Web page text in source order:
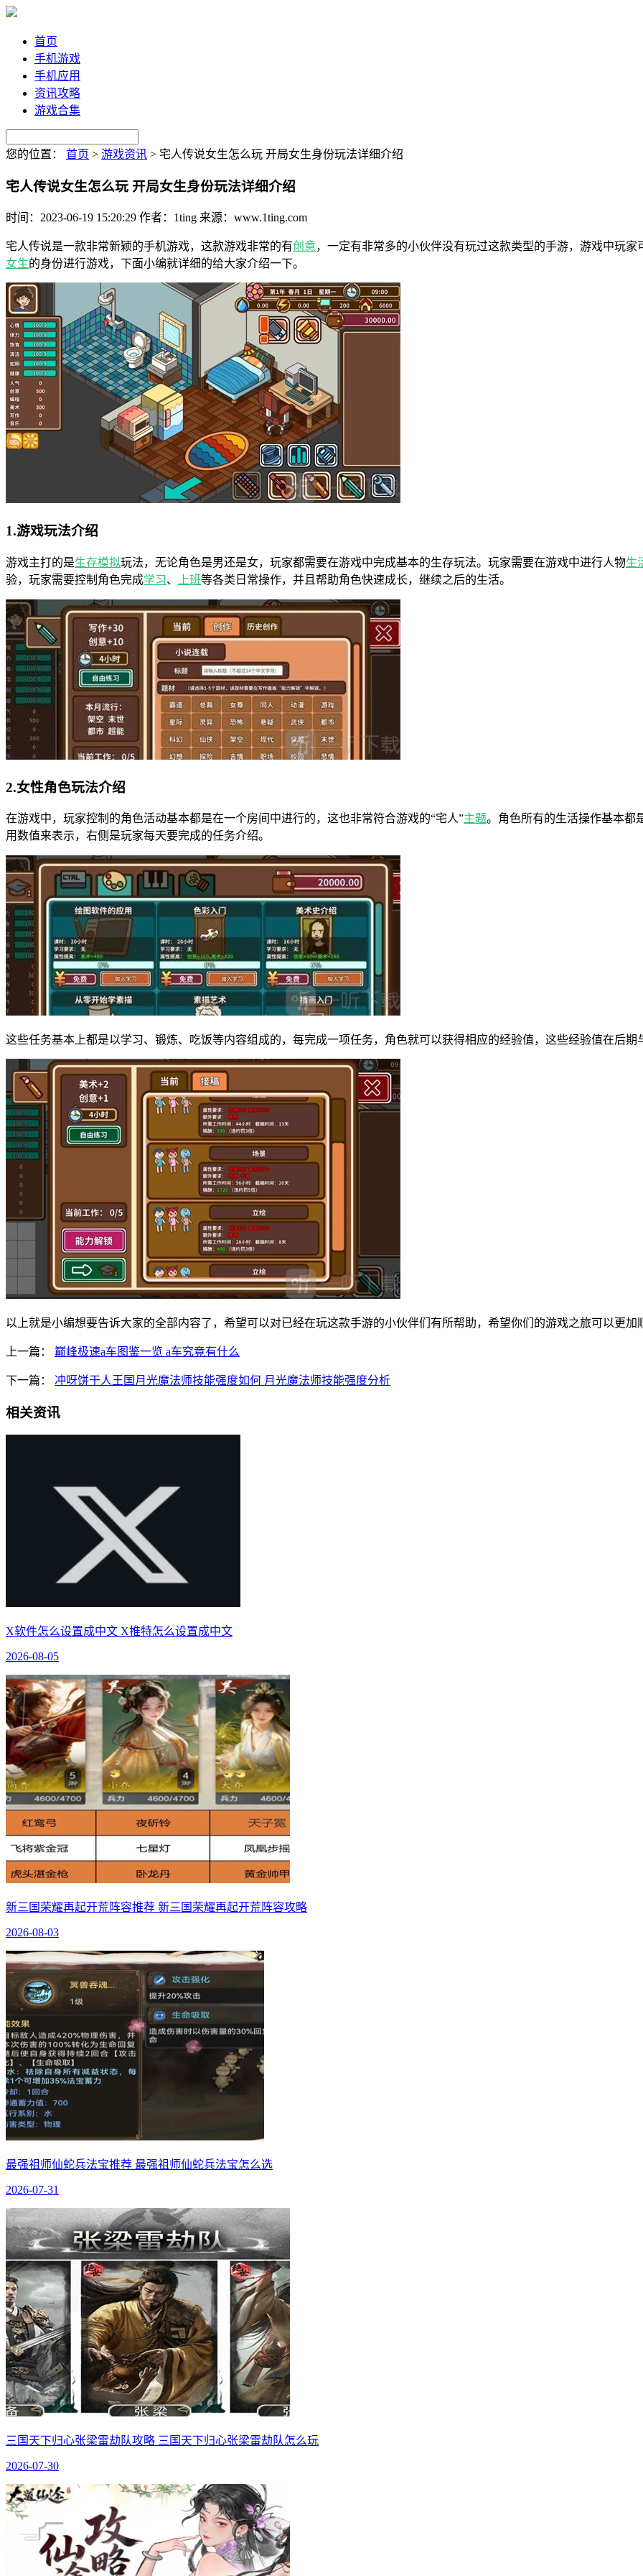
首页
手机游戏
手机应用
资讯攻略
游戏合集
您的位置： 首页 > 游戏资讯 > 宅人传说女生怎么玩 开局女生身份玩法详细介绍
宅人传说女生怎么玩 开局女生身份玩法详细介绍
时间：2023-06-19 15:20:29 作者：1ting 来源：www.1ting.com
宅人传说是一款非常新颖的手机游戏，这款游戏非常的有创意，一定有非常多的小伙伴没有玩过这款类型的手游，游戏中玩
女生的身份进行游戏，下面小编就详细的给大家介绍一下。
1.游戏玩法介绍
游戏主打的是生存模拟玩法，无论角色是男还是女，玩家都需要在游戏中完成基本的生存玩法。玩家需要在游戏中进行人物生
验，玩家需要控制角色完成学习、 上班等各类日常操作，并且帮助角色快速成长，继续之后的生活。
2.女性角色玩法介绍
在游戏中，玩家控制的角色活动基本都是在一个房间中进行的，这也非常符合游戏的“宅人”主题。角色所有的生活操作基本都
用数值来表示，右侧是玩家每天要完成的任务介绍。
这些任务基本上都是以学习、锻炼、吃饭等内容组成的，每完成一项任务，角色就可以获得相应的经验值，这些经验值在后
以上就是小编想要告诉大家的全部内容了，希望可以对已经在玩这款手游的小伙伴们有所帮助，希望你们的游戏之旅可以更加
上一篇： 巅峰极速a车图鉴一览 a车究竟有什么
下一篇： 冲呀饼干人王国月光魔法师技能强度如何 月光魔法师技能强度分析
相关资讯
X软件怎么设置成中文 X推特怎么设置成中文
2026-08-05
新三国荣耀再起开荒阵容推荐 新三国荣耀再起开荒阵容攻略
2026-08-03
最强祖师仙蛇兵法宝推荐 最强祖师仙蛇兵法宝怎么选
2026-07-31
三国天下归心张梁雷劫队攻略 三国天下归心张梁雷劫队怎么玩
2026-07-30